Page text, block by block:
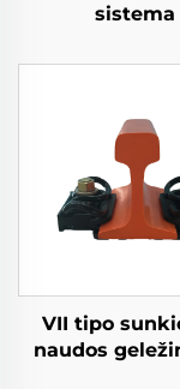
sistema
VII tipo
naudos